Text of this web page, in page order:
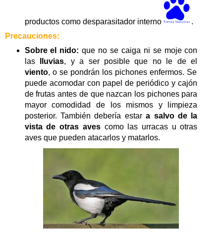
productos como desparasitador interno
.
Precauciones:
Sobre el nido: que no se caiga ni se moje con
laslluvias, y a ser posible que no le de el
viento, o se pondrán los pichones enfermos. Se
puede acomodar con papel de periódico y cajón
de frutas antes de que nazcan los pichones para
mayor comodidad de los mismos y limpieza
posterior. También debería estara salvo de la
vista de otras aves como las urracas u otras
aves que pueden atacarlos y matarlos.